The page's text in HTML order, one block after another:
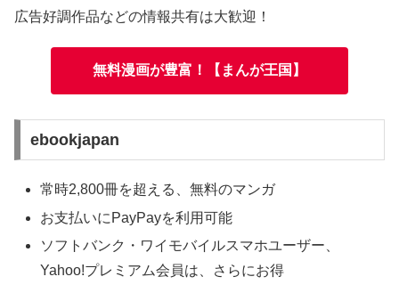
広告好調作品などの情報共有は大歓迎！
無料漫画が豊富！【まんが王国】
ebookjapan
常時2,800冊を超える、無料のマンガ
お支払いにPayPayを利用可能
ソフトバンク・ワイモバイルスマホユーザー、
Yahoo!プレミアム会員は、さらにお得